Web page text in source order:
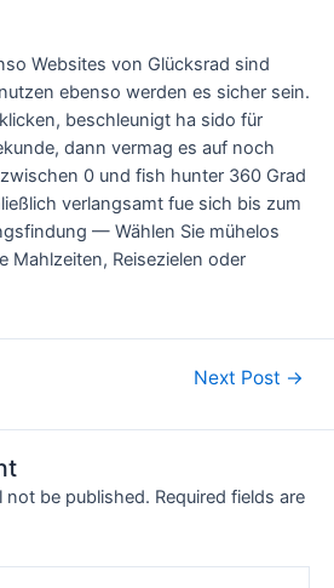
Websites von Glücksrad sind
ebenso werden es sicher sein.
beschleunigt ha sido für
dann vermag es auf noch
0 und fish hunter 360 Grad
verlangsamt fue sich bis zum
— Wählen Sie mühelos
Mahlzeiten, Reisezielen oder
Next Post →
not be published. Required fields are